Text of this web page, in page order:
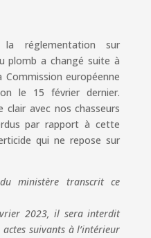
réglementation sur
plomb a changé suite à
européenne
le 15 février dernier.
avec nos chasseurs
par rapport à cette
qui ne repose sur
ministère transcrit ce
2023, il sera interdit
actes suivants à l’intérieur